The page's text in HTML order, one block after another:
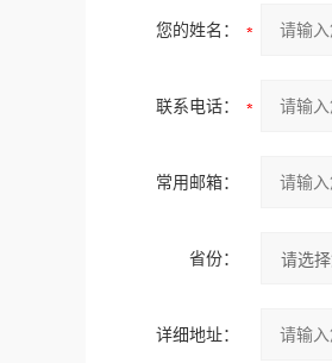
您的姓名：
联系电话：
常用邮箱：
省份：
详细地址：